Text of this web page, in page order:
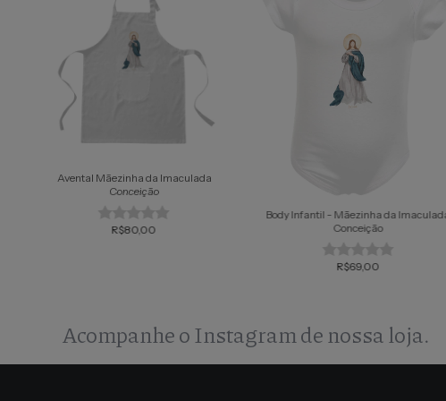
Avental Mãezinha da Imaculada
Conceição
R$80,00
Body Infantil - Mãezinha da
Conceição
R$69,00
Acompanhe o Instagram de nossa loja.